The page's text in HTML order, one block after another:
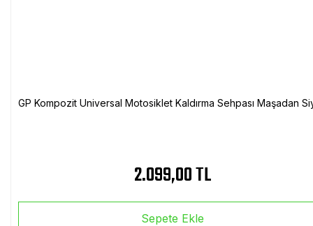
GP Kompozit Universal Motosiklet Kaldırma Sehpası Maşadan
2.099,00 TL
Sepete Ekle